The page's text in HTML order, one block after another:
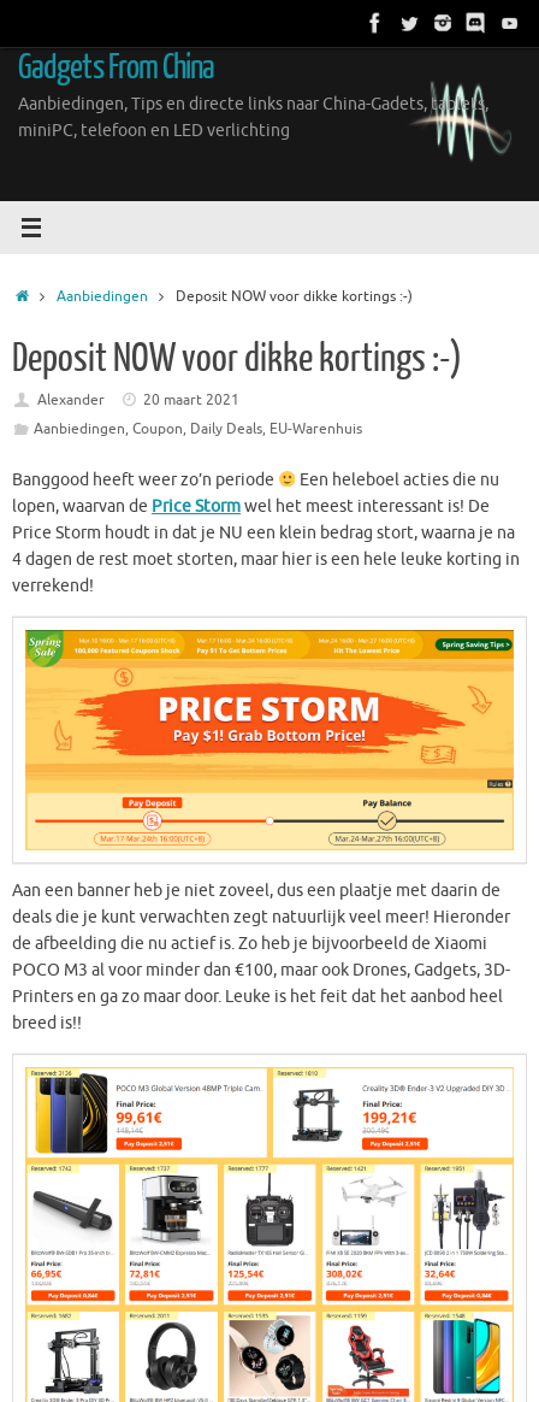
inhoud
Gadgets From China
Aanbiedingen, Tips en directe links naar China-Gadets, tablets,
miniPC, telefoon en LED verlichting
HomeAanbiedingen Deposit NOW voor dikke kortings :-)
Deposit NOW voor dikke kortings :-)
Alexander
20 maart 2021
Aanbiedingen, Coupon, Daily Deals, EU-Warenhuis
Banggood heeft weer zo’n periode
Een heleboel acties die nu
lopen, waarvan de Price Stormwel het meest interessant is! De
Price Storm houdt in dat je NU een klein bedrag stort, waarna je na
4 dagen de rest moet storten, maar hier is een hele leuke korting in
verrekend!
Aan een banner heb je niet zoveel, dus een plaatje met daarin de
deals die je kunt verwachten zegt natuurlijk veel meer! Hieronder
de afbeelding die nu actief is. Zo heb je bijvoorbeeld de Xiaomi
POCO M3 al voor minder dan €100, maar ook Drones, Gadgets, 3D-
Printers en ga zo maar door. Leuke is het feit dat het aanbod heel
breed is!!